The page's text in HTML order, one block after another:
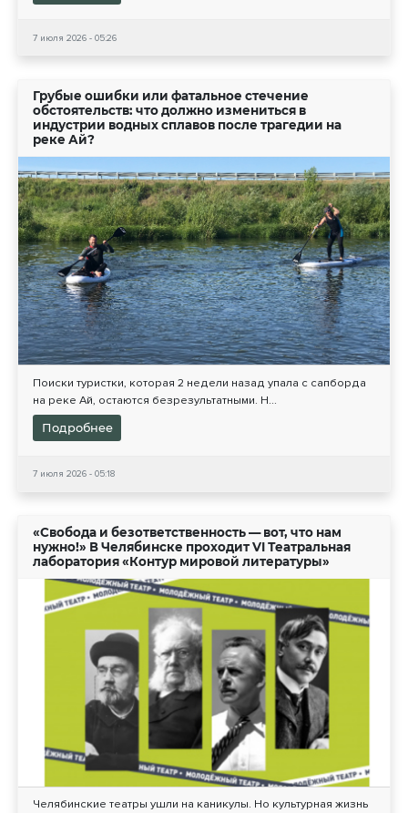
7 июля 2026 - 05:26
Грубые ошибки или фатальное стечение
обстоятельств: что должно измениться в
индустрии водных сплавов после трагедии на
реке Ай?
Поиски туристки, которая 2 недели назад упала с сапборда
на реке Ай, остаются безрезультатными. Н...
Подробнее
7 июля 2026 - 05:18
«Свобода и безответственность — вот, что нам
нужно!» В Челябинске проходит VI Театральная
лаборатория «Контур мировой литературы»
Челябинские театры ушли на каникулы. Но культурная жизнь